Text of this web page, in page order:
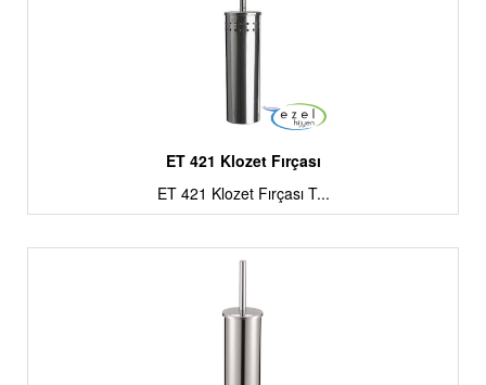
ET 421 Klozet Fırçası
ET 421 Klozet Fırçası T...